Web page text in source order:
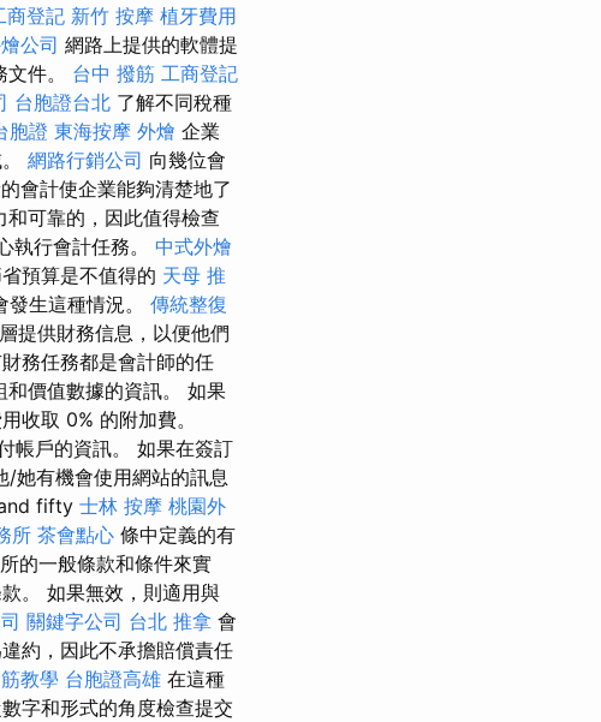
商登記 新竹 按摩 植牙費用
公司 網路上提供的軟體提
件。 台中 撥筋 工商登記
台胞證台北 了解不同稅種
胞證 東海按摩 外燴 企業
網路行銷公司 向幾位會
會計使企業能夠清楚地了
可靠的，因此值得檢查
執行會計任務。 中式外燴
預算是不值得的 天母 推
發生這種情況。 傳統整復
提供財務信息，以便他們
務任務都是會計師的任
價值數據的資訊。 如果
收取 0% 的附加費。
帳戶的資訊。 如果在簽訂
她有機會使用網站的訊息
fifty 士林 按摩 桃園外
所 茶會點心 條中定義的有
的一般條款和條件來實
。 如果無效，則適用與
關鍵字公司 台北 推拿 會
約，因此不承擔賠償責任
教學 台胞證高雄 在這種
字和形式的角度檢查提交